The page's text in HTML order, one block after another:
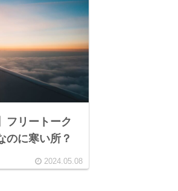
フリートーク
のに寒い所？
2024.05.08